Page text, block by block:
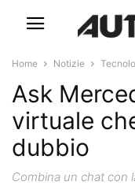
Home Notizie
Ask
virtuale
dubbio
Combina un chat con